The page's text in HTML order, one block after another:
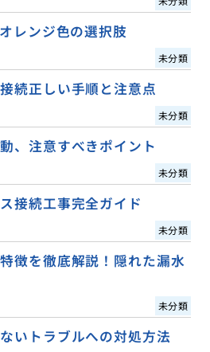
レンジ色の選択肢
未分類
続正しい手順と注意点
未分類
、注意すべきポイント
未分類
接続工事完全ガイド
未分類
徴を徹底解説！隠れた漏水
未分類
いトラブルへの対処方法